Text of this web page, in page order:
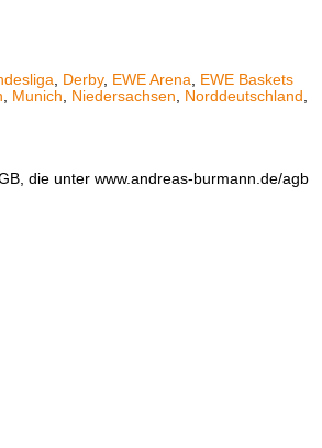
Derby, EWE Arena
EWE Baskets
Munich Niedersachsen Norddeutschland
die unter www.andreas-burmann.de/agb